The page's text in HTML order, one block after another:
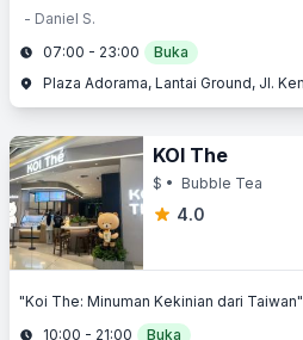
- Daniel S.
07:00 - 23:00
Buka
KOI The
$ • Bubble Tea
4.0
"Koi The: Minuman Kekinian dari Taiwan"
10:00 - 21:00
Buka